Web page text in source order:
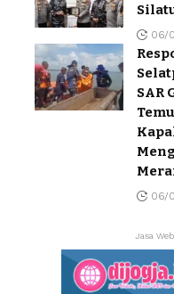
06/
SAR
06/
Jasa